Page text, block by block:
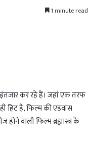
1 minute read
इंतजार कर रहे हैं। जहां एक तरफ
हिट है, फिल्म की एडवांस
वाली फिल्म ब्रह्मास्त्र के